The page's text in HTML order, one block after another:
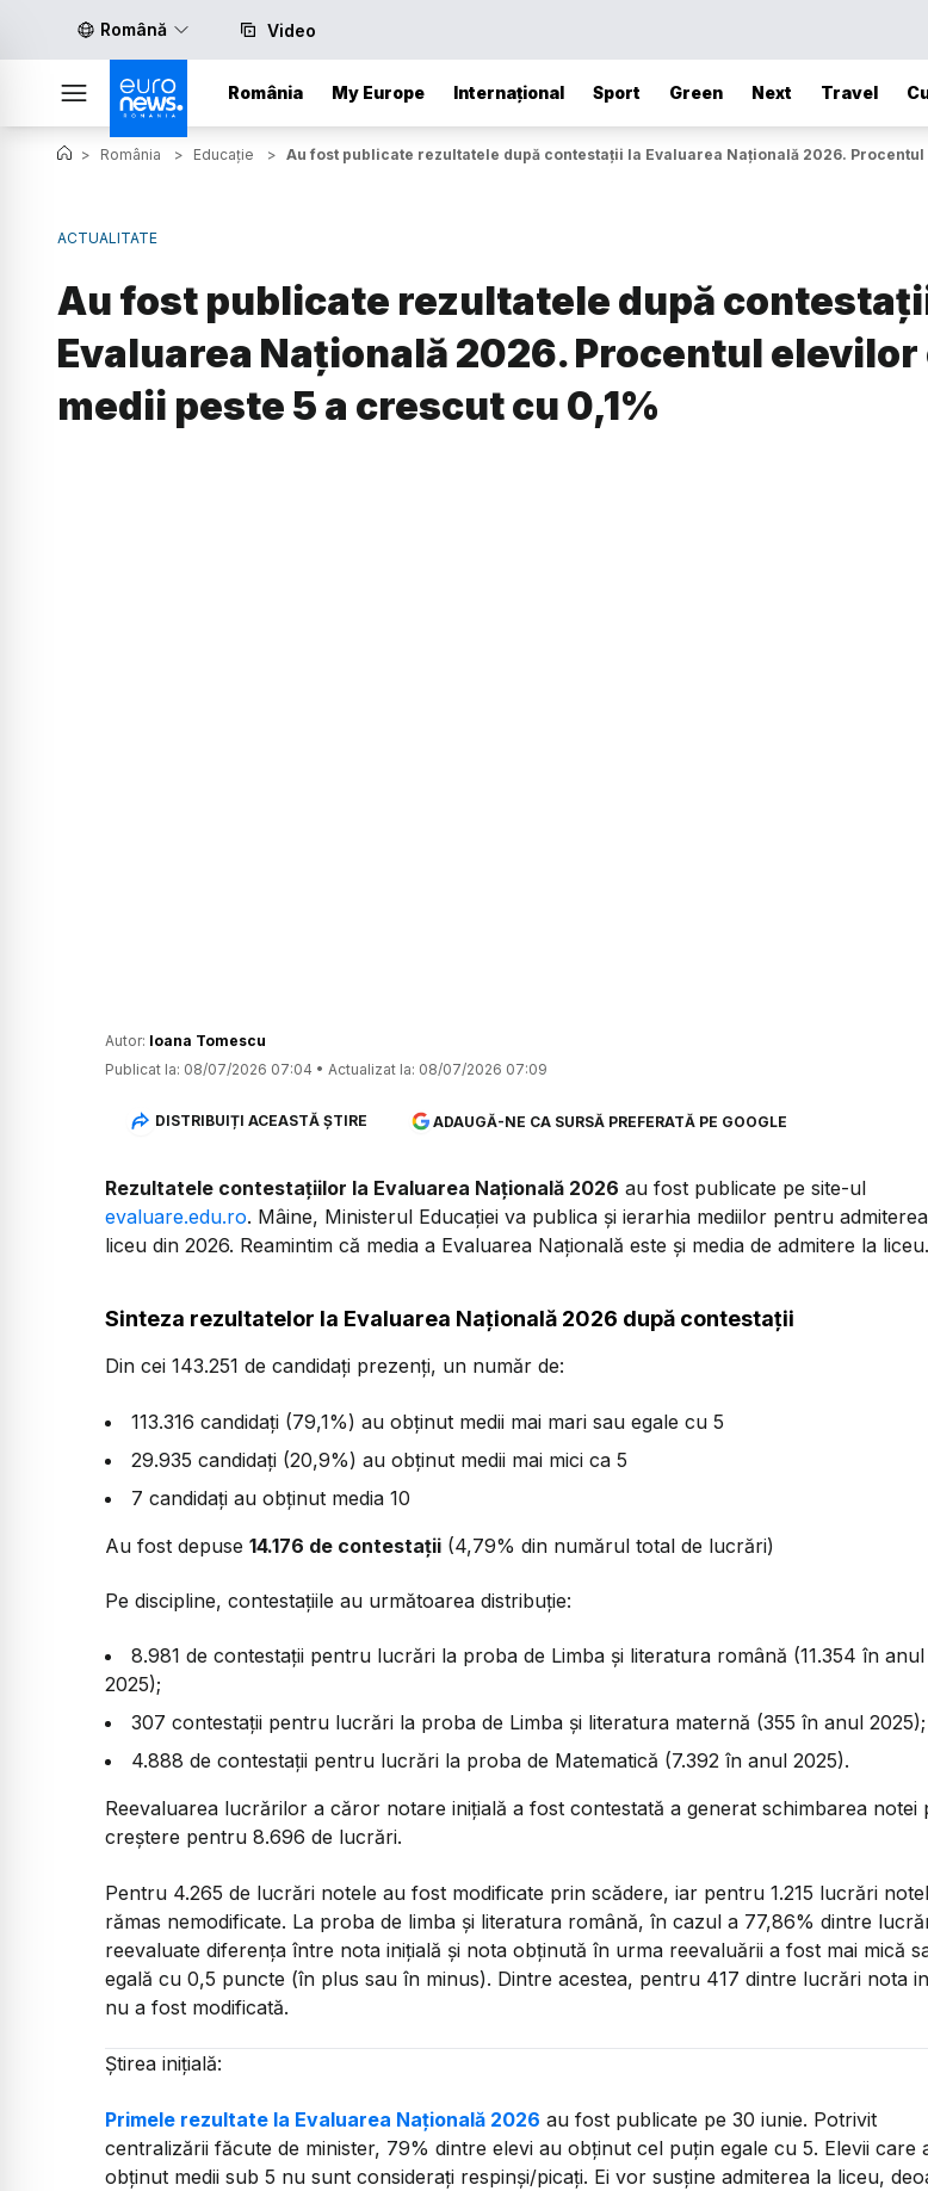
Română Video
România My Europe Internațional Sport Green Next Travel
> România > Educație > Au fost publicate rezultatele după contestații la Evaluarea Națională 2026.
ACTUALITATE
Au fost publicate rezultatele după
Evaluarea Națională 2026. Procentul elevilor
medii peste 5 a crescut cu 0,1%
Autor: Ioana Tomescu
Publicat la: 08/07/2026 07:04 • Actualizat la: 08/07/2026 07:09
DISTRIBUIȚI ACEASTĂ ȘTIRE ADAUGĂ-NE CA SURSĂ PREFERATĂ PE GOOGLE
Rezultatele contestațiilor la Evaluarea Națională 2026 au fost publicate pe site-ul
evaluare.edu.ro. Mâine, Ministerul Educației va publica și ierarhia mediilor pentru
liceu din 2026. Reamintim că media a Evaluarea Națională este și media de admitere la liceu.
Sinteza rezultatelor la Evaluarea Națională 2026 după contestații
Din cei 143.251 de candidaţi prezenți, un număr de:
113.316 candidaţi (79,1%) au obţinut medii mai mari sau egale cu 5
29.935 candidaţi (20,9%) au obţinut medii mai mici ca 5
7 candidaţi au obţinut media 10
Au fost depuse 14.176 de contestații (4,79% din numărul total de lucrări)
Pe discipline, contestațiile au următoarea distribuție:
8.981 de contestații pentru lucrări la proba de Limba și literatura română (11.354 în anul
2025);
307 contestații pentru lucrări la proba de Limba și literatura maternă (355 în anul 2025);
4.888 de contestații pentru lucrări la proba de Matematică (7.392 în anul 2025).
Reevaluarea lucrărilor a căror notare inițială a fost contestată a generat schimbarea notei
creștere pentru 8.696 de lucrări.
Pentru 4.265 de lucrări notele au fost modificate prin scădere, iar pentru 1.215 lucrări
rămas nemodificate. La proba de limba și literatura română, în cazul a 77,86% dintre
reevaluate diferența între nota inițială și nota obținută în urma reevaluării a fost mai mică
egală cu 0,5 puncte (în plus sau în minus). Dintre acestea, pentru 417 dintre lucrări nota
nu a fost modificată.
Știrea inițială:
Primele rezultate la Evaluarea Națională 2026 au fost publicate pe 30 iunie. Potrivit
centralizării făcute de minister, 79% dintre elevi au obținut cel puțin egale cu 5. Elevii care
obținut medii sub 5 nu sunt considerați respinși/picați. Ei vor susține admiterea la liceu,